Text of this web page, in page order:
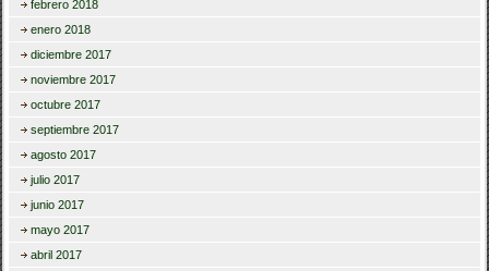
febrero 2018
enero 2018
diciembre 2017
noviembre 2017
octubre 2017
septiembre 2017
agosto 2017
julio 2017
junio 2017
mayo 2017
abril 2017